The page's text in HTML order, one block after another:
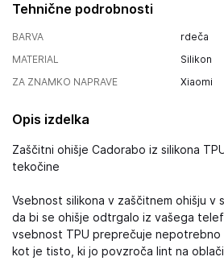
Tehnične podrobnosti
BARVA
rdeča
MATERIAL
Silikon
ZA ZNAMKO NAPRAVE
Xiaomi
Opis izdelka
Zaščitni ohišje Cadorabo iz silikona
tekočine
Vsebnost silikona v zaščitnem ohišju v
da bi se ohišje odtrgalo iz vašega
vsebnost TPU preprečuje nepotrebno
kot je tisto, ki jo povzroča lint na